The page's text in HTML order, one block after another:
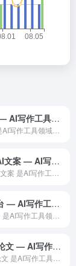
悉语 — AI写作工具领域的专业 AI 工具
稿定AI文案 — AI写作工具领域的专业 AI 工具
晓语台 — AI写作工具领域的专业 AI 工具
66AI论文 — AI写作工具领域的专业 AI 工具